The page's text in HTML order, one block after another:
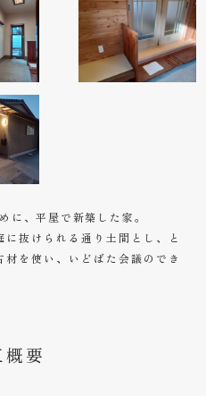
に、平屋で新築した家。
抜けられる通り土間とし、と
を使い、いどばた会議のでき
概要